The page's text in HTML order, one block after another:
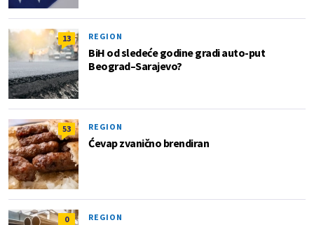
13 REGION
BiH od sledeće godine gradi auto-put
Beograd–Sarajevo?
53 REGION
Ćevap zvanično brendiran
0 REGION